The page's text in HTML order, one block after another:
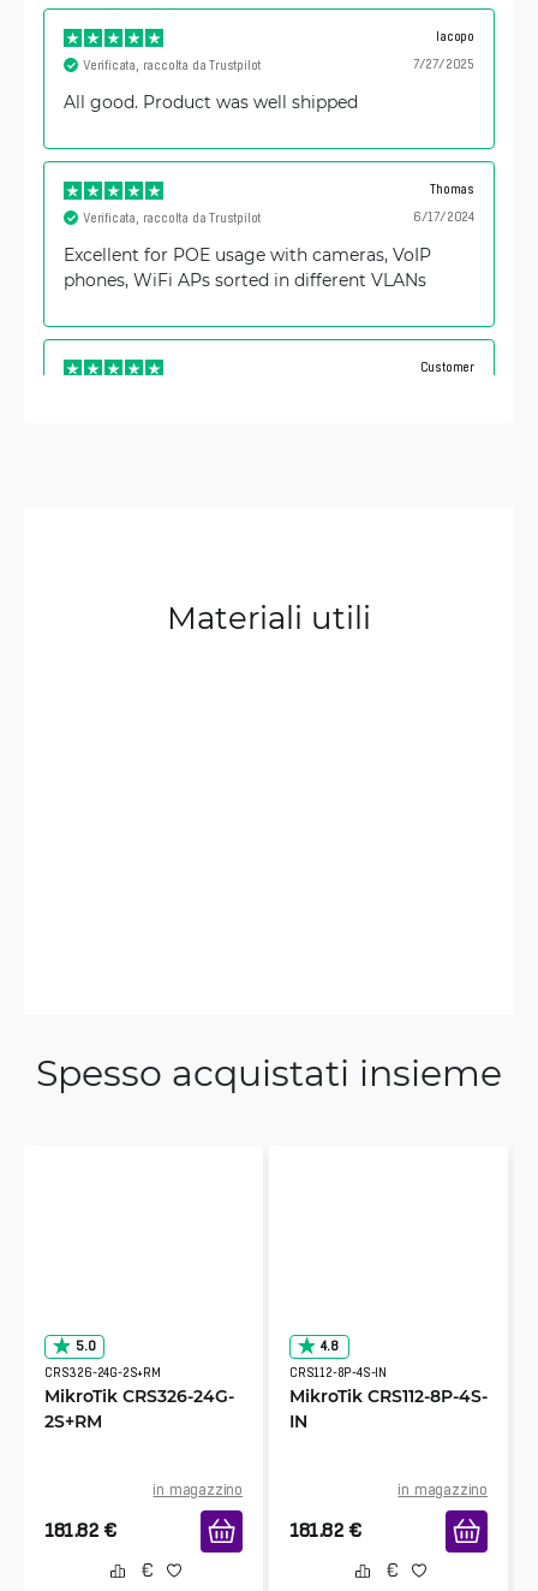
Iacopo
7/27/2025
Verificata, raccolta da Trustpilot
All good. Product was well shipped
Thomas
6/17/2024
Verificata, raccolta da Trustpilot
Excellent for POE usage with cameras, VoIP
phones, WiFi APs sorted in different VLANs
Customer
Materiali utili
Spesso acquistati insieme
5.0
CRS326-24G-2S+RM
MikroTik CRS326-24G-
2S+RM
in magazzino
181.82 €
4.8
CRS112-8P-4S-IN
MikroTik CRS112-8P-4S-
IN
in magazzino
181.82 €